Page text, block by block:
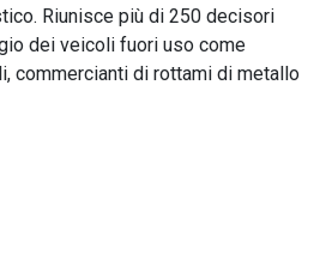
Riunisce più di 250 decisori
dei veicoli fuori uso come
commercianti di rottami di metallo